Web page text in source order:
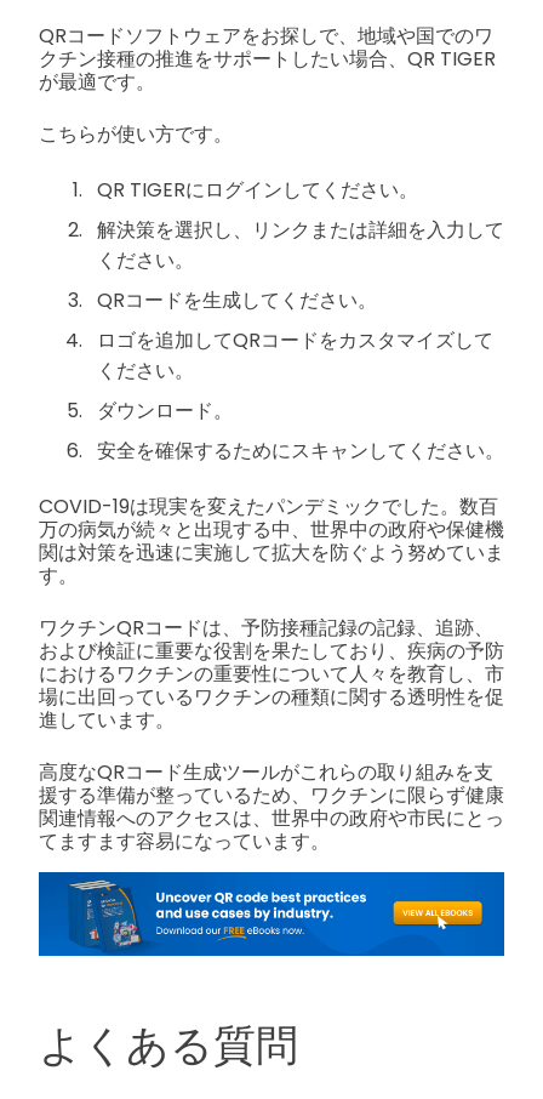
QRコードソフトウェアをお探しで、地域や国でのワ
クチン接種の推進をサポートしたい場合、QR TIGER
が最適です。
こちらが使い方です。
QR TIGERにログインしてください。
解決策を選択し、リンクまたは詳細を入力して
ください。
QRコードを生成してください。
ロゴを追加してQRコードをカスタマイズして
ください。
ダウンロード。
安全を確保するためにスキャンしてください。
COVID-19は現実を変えたパンデミックでした。数百
万の病気が続々と出現する中、世界中の政府や保健機
関は対策を迅速に実施して拡大を防ぐよう努めていま
す。
ワクチンQRコードは、予防接種記録の記録、追跡、
および検証に重要な役割を果たしており、疾病の予防
におけるワクチンの重要性について人々を教育し、市
場に出回っているワクチンの種類に関する透明性を促
進しています。
高度なQRコード生成ツールがこれらの取り組みを支
援する準備が整っているため、ワクチンに限らず健康
関連情報へのアクセスは、世界中の政府や市民にとっ
てますます容易になっています。
よくある質問